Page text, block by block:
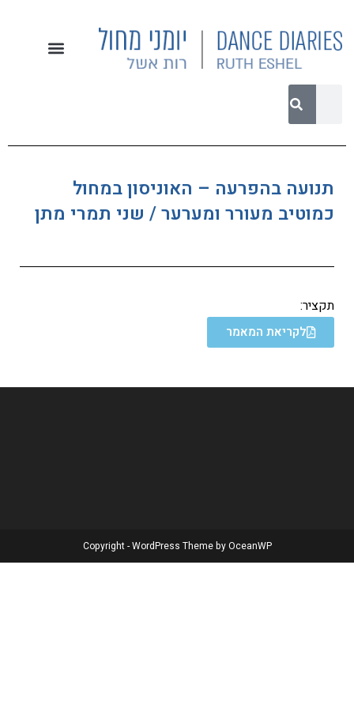
תנועה בהפרעה – האוניסון במחול
כמוטיב מעורר ומערער / שני תמרי מתן
תקציר:
לקריאת המאמר
Copyright - WordPress Theme by OceanWP